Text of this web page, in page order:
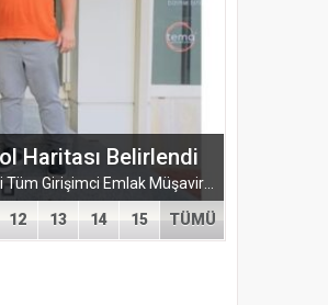
EĞİTİM-BİR-SEN ADANA ŞUBESİ’NDEN KAHRAMANMARAŞ’A VEFA VE DAYANIŞMA ÇIKARMASI Eğitim-Bir-Sen Adana Şubesi, Kahramanmaraş’ta anlamlı temaslarda bulundu. Adana heyeti; sendikal dayanışmayı güçlendirmek...
12 13 14 15 TÜMÜ